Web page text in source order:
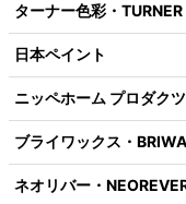
ターナー色彩・TURNER
日本ペイント
ニッペホーム プロダクツ
ブライワックス・
ネオリバー・